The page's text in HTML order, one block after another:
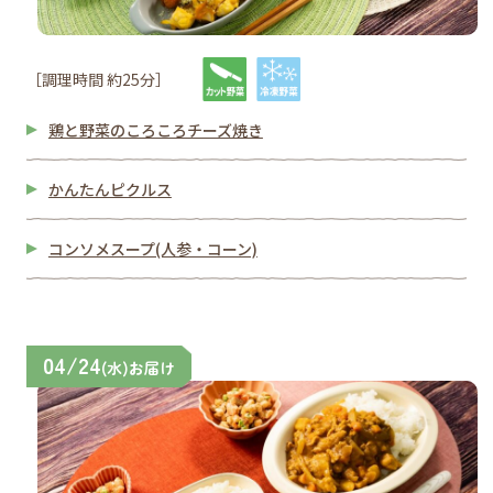
［調理時間 約25分］
鶏と野菜のころころチーズ焼き
かんたんピクルス
コンソメスープ(人参・コーン)
04/24(水)お届け